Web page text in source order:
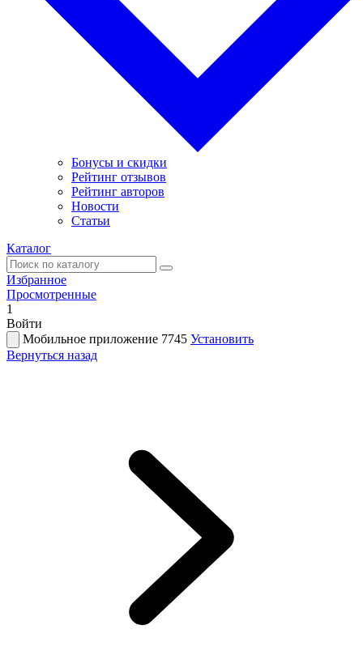
Бонусы и скидки
Рейтинг отзывов
Рейтинг авторов
Новости
Статьи
Каталог
Избранное
Просмотренные
1
Войти
Мобильное приложение 7745 Установить
Вернуться назад